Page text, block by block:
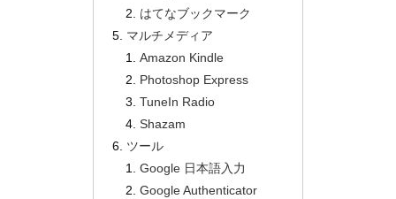
はてなブックマーク
マルチメディア
Amazon Kindle
Photoshop Express
TuneIn Radio
Shazam
ツール
Google 日本語入力
Google Authenticator